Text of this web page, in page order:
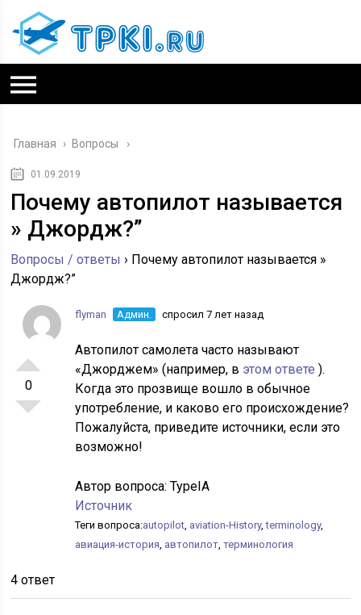
Главная › Вопросы
01.09.2019
Почему автопилот называется
» Джордж?”
Вопросы / ответы › Почему автопилот называется »
Джордж?”
0
flyman Админ. спросил 7 лет назад
Автопилот самолета часто называют
«Джорджем» (например, в этом ответе).
Когда это прозвище вошло в обычное
употребление, и каково его происхождение?
Пожалуйста, приведите источники, если это
возможно!
Автор вопроса:TypeIA
Источник
Теги вопроса:autopilot, aviation-History,terminology,
авиация-история, автопилот,терминология
4 ответ